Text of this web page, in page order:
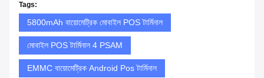
Tags:
5800mAh বায়োমেট্রিক মোবাইল POS টার্মিনাল
মোবাইল POS টার্মিনাল 4 PSAM
EMMC বায়োমেট্রিক Android Pos টার্মিনাল